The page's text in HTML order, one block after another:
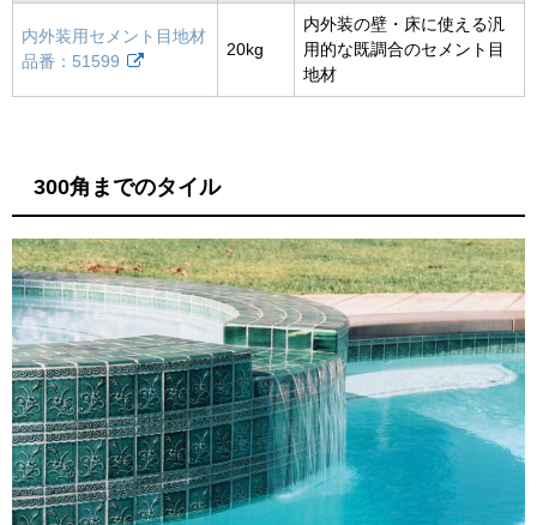
内外装用セメント目地材
品番：51599
20kg
内外装の壁・床に使える汎
用的な既調合のセメント目
地材
300角までのタイル